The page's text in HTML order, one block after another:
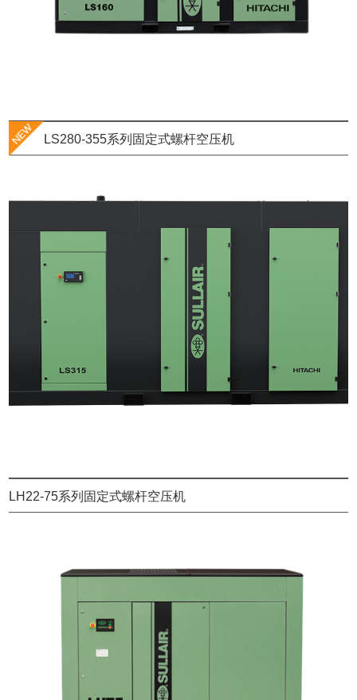
LS280-355系列固定式螺杆空压机
LH22-75系列固定式螺杆空压机